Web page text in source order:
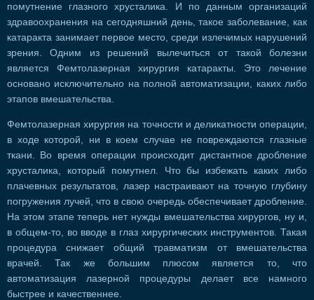
помутнение глазного хрусталика. И по данным организаций
здравоохранения на сегодняшний день, такое заболевание, как
катаракта занимает первое место, среди излечимых нарушений
зрения. Одним из решений вылечиться от такой болезни
является Фемтолазерная хирургия катаракты. Это лечение
основано исключительно на полной автоматизации, каких либо
этапов вмешательства.
Фемтолазерная хирургия на точности и деликатности операции,
в ходе которой, ни в коем случае не повреждаются глазные
ткани. Во время операции происходит дистантное дробление
хрусталика, который помутнел. Что бы избежать каких либо
плачевных результатов, лазер настраивают на точную глубину
погружения лучей, что в свою очередь обеспечивает дробление.
На этом этапе теперь нет нужды вмешательства хирургов, ну и,
в общем-то, во вводе в глаз хирургических инструментов. Такая
процедура снижает общий травматизм от вмешательства
врачей. Так же большим плюсом является то, что
автоматизация лазерной процедуры делает все намного
быстрее и качественнее.